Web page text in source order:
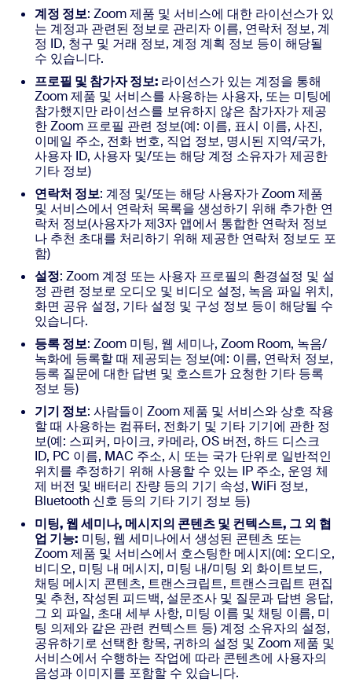
계정 정보: Zoom 제품 및 서비스에 대한 라이선스가 있
는 계정과 관련된 정보로 관리자 이름, 연락처 정보, 계
정 ID, 청구 및 거래 정보, 계정 계획 정보 등이 해당될
수 있습니다.
프로필 및 참가자 정보: 라이선스가 있는 계정을 통해
Zoom 제품 및 서비스를 사용하는 사용자, 또는 미팅에
참가했지만 라이선스를 보유하지 않은 참가자가 제공
한 Zoom 프로필 관련 정보(예: 이름, 표시 이름, 사진,
이메일 주소, 전화 번호, 직업 정보, 명시된 지역/국가,
사용자 ID, 사용자 및/또는 해당 계정 소유자가 제공한
기타 정보)
연락처 정보: 계정 및/또는 해당 사용자가 Zoom 제품
및 서비스에서 연락처 목록을 생성하기 위해 추가한 연
락처 정보(사용자가 제3자 앱에서 통합한 연락처 정보
나 추천 초대를 처리하기 위해 제공한 연락처 정보도 포
함)
설정: Zoom 계정 또는 사용자 프로필의 환경설정 및 설
정 관련 정보로 오디오 및 비디오 설정, 녹음 파일 위치,
화면 공유 설정, 기타 설정 및 구성 정보 등이 해당될 수
있습니다.
등록 정보: Zoom 미팅, 웹 세미나, Zoom Room, 녹음/
녹화에 등록할 때 제공되는 정보(예: 이름, 연락처 정보,
등록 질문에 대한 답변 및 호스트가 요청한 기타 등록
정보 등)
기기 정보: 사람들이 Zoom 제품 및 서비스와 상호 작용
할 때 사용하는 컴퓨터, 전화기 및 기타 기기에 관한 정
보(예: 스피커, 마이크, 카메라, OS 버전, 하드 디스크
ID, PC 이름, MAC 주소, 시 또는 국가 단위로 일반적인
위치를 추정하기 위해 사용할 수 있는 IP 주소, 운영 체
제 버전 및 배터리 잔량 등의 기기 속성, WiFi 정보,
Bluetooth 신호 등의 기타 기기 정보 등)
미팅, 웹 세미나, 메시지의 콘텐츠 및 컨텍스트, 그 외 협
업 기능: 미팅, 웹 세미나에서 생성된 콘텐츠 또는
Zoom 제품 및 서비스에서 호스팅한 메시지(예: 오디오,
비디오, 미팅 내 메시지, 미팅 내/미팅 외 화이트보드,
채팅 메시지 콘텐츠, 트랜스크립트, 트랜스크립트 편집
및 추천, 작성된 피드백, 설문조사 및 질문과 답변 응답,
그 외 파일, 초대 세부 사항, 미팅 이름 및 채팅 이름, 미
팅 의제와 같은 관련 컨텍스트 등) 계정 소유자의 설정,
공유하기로 선택한 항목, 귀하의 설정 및 Zoom 제품 및
서비스에서 수행하는 작업에 따라 콘텐츠에 사용자의
음성과 이미지를 포함할 수 있습니다.